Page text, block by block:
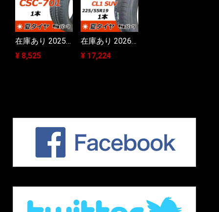
在庫あり 2025年製 新品夏タイヤ チャンシャン CSC-701 225/40R19 93Y XL
¥ 8,525
在庫あり 2026年製 新品トーヨー PROXES CL1 SUV 225/55R19 99V
¥ 17,224